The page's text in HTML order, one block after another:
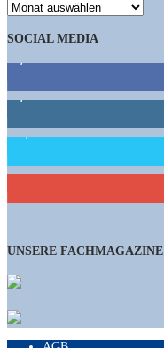
ARCHIV
SOCIAL MEDIA
1,662 Follower
15,658 Follower
460 Abonnenten
UNSERE FACHMAGAZINE